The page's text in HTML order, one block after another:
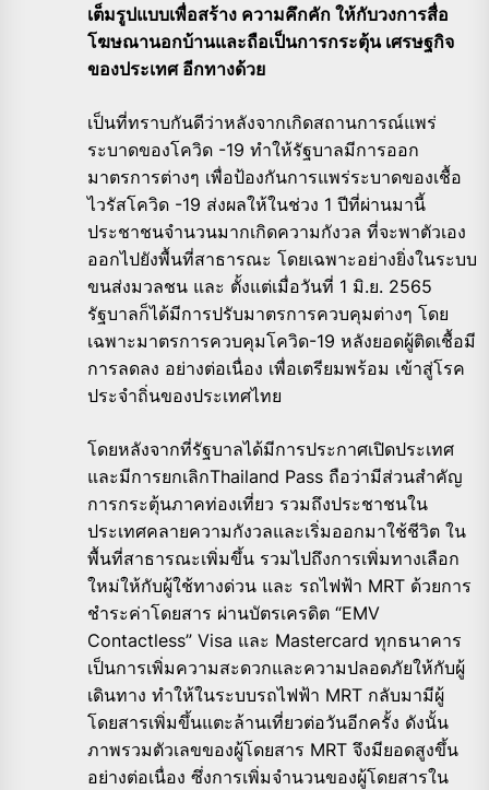
เต็มรูปแบบเพื่อสร้าง ความคึกคัก ให้กับวงการสื่อ
โฆษณานอกบ้านและถือเป็นการกระตุ้น เศรษฐกิจ
ของประเทศ อีกทางด้วย
เป็นที่ทราบกันดีว่าหลังจากเกิดสถานการณ์แพร่
ระบาดของโควิด -19 ทำให้รัฐบาลมีการออก
มาตรการต่างๆ เพื่อป้องกันการแพร่ระบาดของเชื้อ
ไวรัสโควิด -19 ส่งผลให้ในช่วง 1 ปีที่ผ่านมานี้
ประชาชนจำนวนมากเกิดความกังวล ที่จะพาตัวเอง
ออกไปยังพื้นที่สาธารณะ โดยเฉพาะอย่างยิ่งในระบบ
ขนส่งมวลชน และ ตั้งแต่เมื่อวันที่ 1 มิ.ย. 2565
รัฐบาลก็ได้มีการปรับมาตรการควบคุมต่างๆ โดย
เฉพาะมาตรการควบคุมโควิด-19 หลังยอดผู้ติดเชื้อมี
การลดลง อย่างต่อเนื่อง เพื่อเตรียมพร้อม เข้าสู่โรค
ประจำถิ่นของประเทศไทย
โดยหลังจากที่รัฐบาลได้มีการประกาศเปิดประเทศ
และมีการยกเลิกThailand Pass ถือว่ามีส่วนสำคัญ
การกระตุ้นภาคท่องเที่ยว รวมถึงประชาชนใน
ประเทศคลายความกังวลและเริ่มออกมาใช้ชีวิต ใน
พื้นที่สาธารณะเพิ่มขึ้น รวมไปถึงการเพิ่มทางเลือก
ใหม่ให้กับผู้ใช้ทางด่วน และ รถไฟฟ้า MRT ด้วยการ
ชำระค่าโดยสาร ผ่านบัตรเครดิต “EMV
Contactless” Visa และ Mastercard ทุกธนาคาร
เป็นการเพิ่มความสะดวกและความปลอดภัยให้กับผู้
เดินทาง ทำให้ในระบบรถไฟฟ้า MRT กลับมามีผู้
โดยสารเพิ่มขึ้นแตะล้านเที่ยวต่อวันอีกครั้ง ดังนั้น
ภาพรวมตัวเลขของผู้โดยสาร MRT จึงมียอดสูงขึ้น
อย่างต่อเนื่อง ซึ่งการเพิ่มจำนวนของผู้โดยสารใน